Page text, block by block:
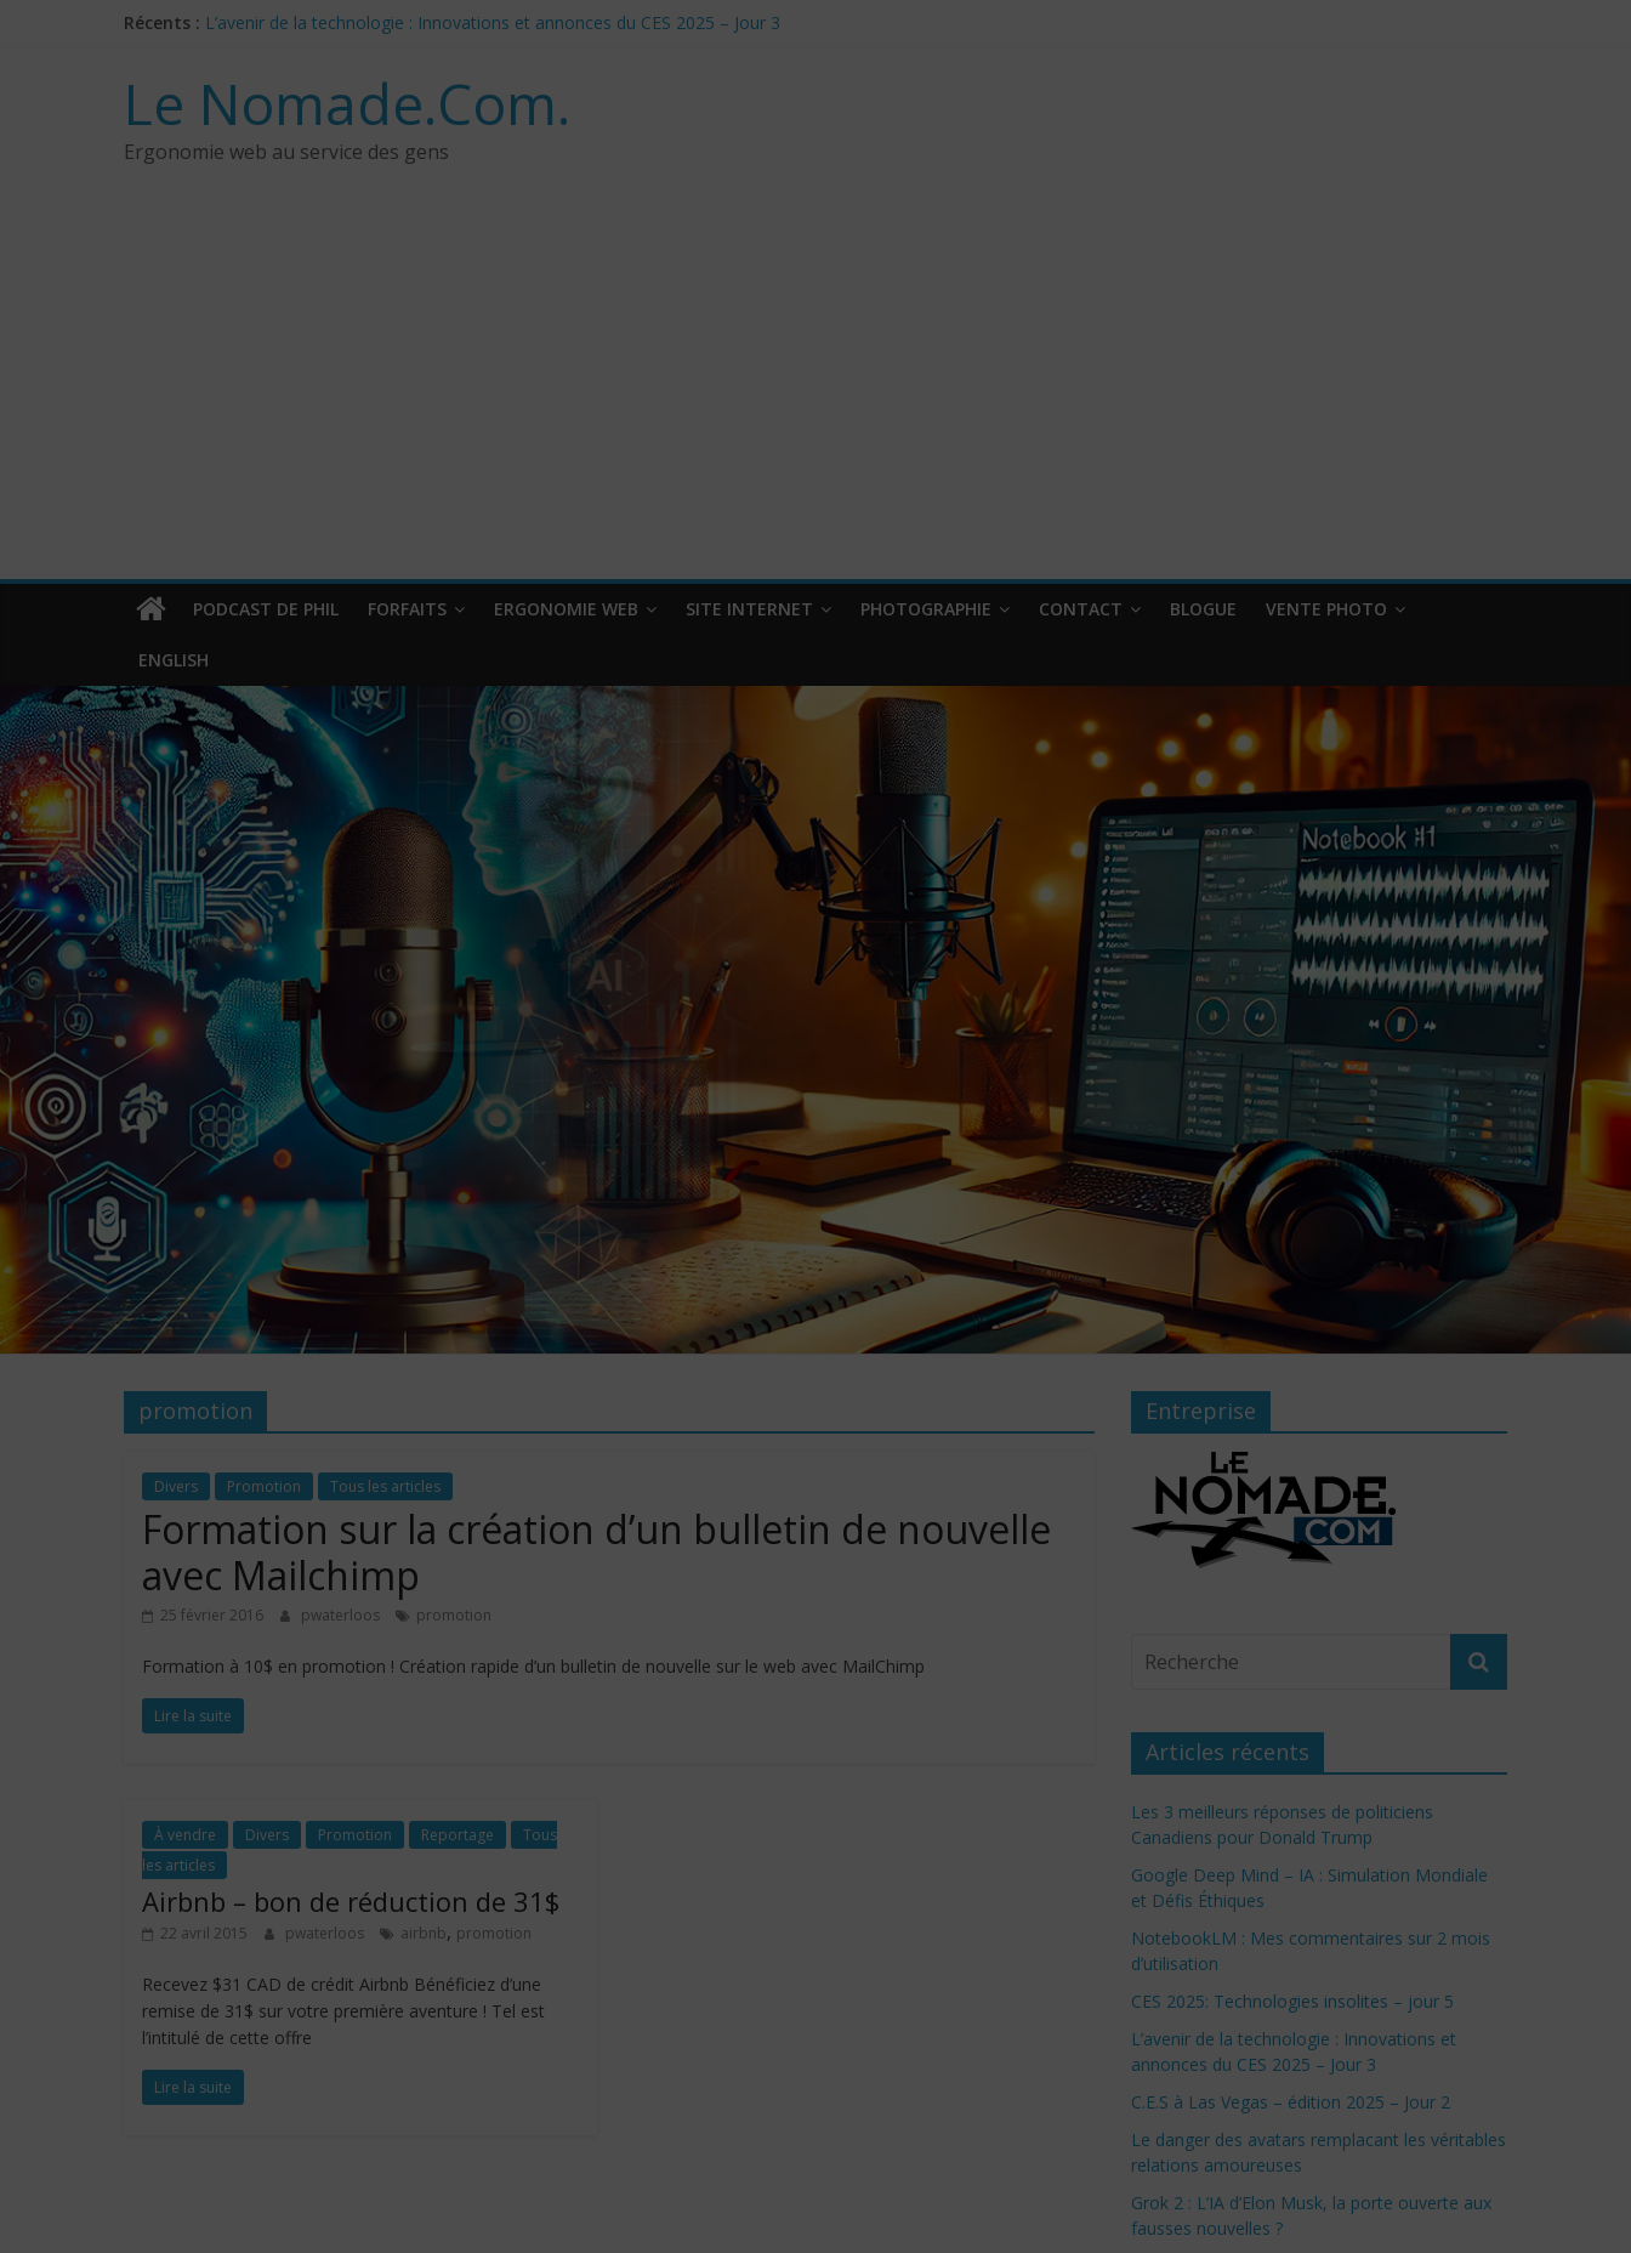
Récents : L’avenir de la technologie : Innovations et annonces du CES 2025 – Jour 3
Google Deep Mind – IA : Simulation Mondiale et Défis Éthiques
NotebookLM : Mes commentaires sur 2 mois d’utilisation
CES 2025: Technologies insolites – jour 5
Le Nomade.Com.
Ergonomie web au service des gens
PODCAST DE PHIL FORFAITS ERGONOMIE WEB SITE INTERNET PHOTOGRAPHIE CONTACT BLOGUE VENTE PHOTO
ENGLISH
promotion
Divers Promotion Tous les articles
Formation sur la création d’un bulletin de nouvelle
avec Mailchimp
25 février 2016 pwaterloos promotion
Formation à 10$ en promotion ! Création rapide d’un bulletin de nouvelle sur le web avec MailChimp
Lire la suite
À vendre Divers Promotion Reportage
Tous
les articles
Airbnb – bon de réduction de 31$
22 avril 2015 pwaterloos airbnb, promotion
Recevez $31 CAD de crédit Airbnb Bénéficiez d’une
remise de 31$ sur votre première aventure ! Tel est
l’intitulé de cette offre
Lire la suite
Entreprise
Articles récents
Les 3 meilleurs réponses de politiciens
Canadiens pour Donald Trump
Google Deep Mind – IA : Simulation Mondiale
et Défis Éthiques
NotebookLM : Mes commentaires sur 2 mois
d’utilisation
CES 2025: Technologies insolites – jour 5
L’avenir de la technologie : Innovations et
annonces du CES 2025 – Jour 3
C.E.S à Las Vegas – édition 2025 – Jour 2
Le danger des avatars remplacant les véritables
relations amoureuses
Grok 2 : L’IA d’Elon Musk, la porte ouverte aux
fausses nouvelles ?